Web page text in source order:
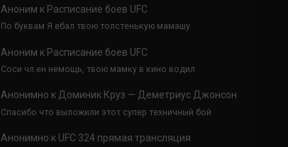
Аноним к Расписание боев UFC
По буквам Я ебал твою толстенькую мамашу
Аноним к Расписание боев UFC
Соси чл.ен немощь, твою мамку в кино водил
Анонимно к Доминик Круз — Деметриус Джонсон
Спасибо что выложили этот супер техничный бой
Анонимно к UFC 324 прямая трансляция